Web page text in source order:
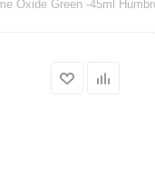
Oxide Green -45ml